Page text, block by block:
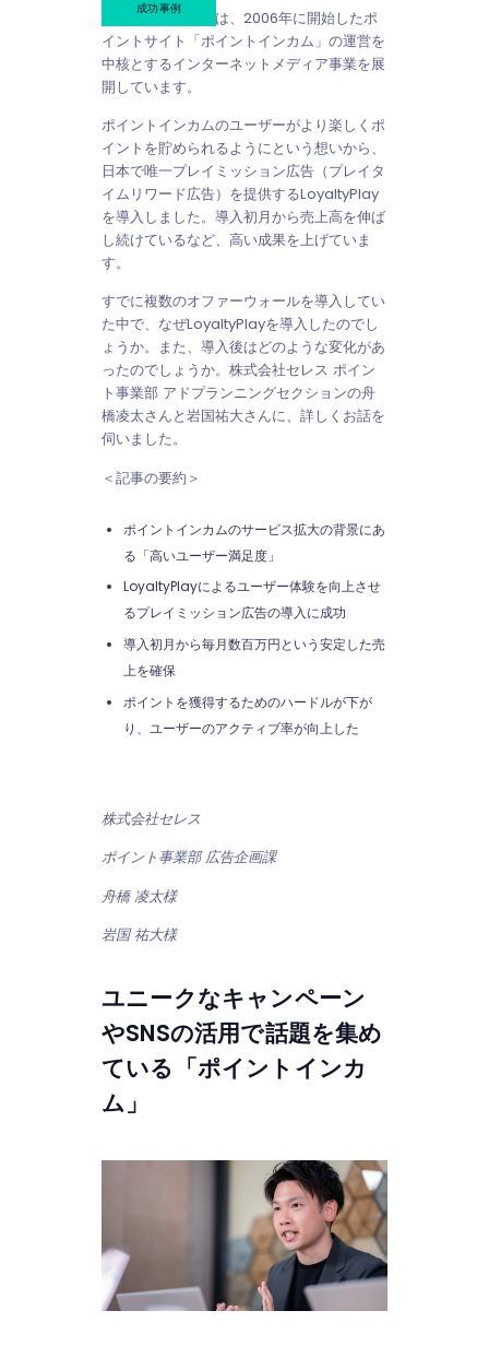
成功事例
株式会社セレスでは、2006年に開始したポ
イントサイト「ポイントインカム」の運営を
中核とするインターネットメディア事業を展
開しています。
ポイントインカムのユーザーがより楽しくポ
イントを貯められるようにという想いから、
日本で唯一プレイミッション広告（プレイタ
イムリワード広告）を提供するLoyaltyPlay
を導入しました。導入初月から売上高を伸ば
し続けているなど、高い成果を上げていま
す。
すでに複数のオファーウォールを導入してい
た中で、なぜLoyaltyPlayを導入したのでし
ょうか。また、導入後はどのような変化があ
ったのでしょうか。株式会社セレス ポイン
ト事業部 アドプランニングセクションの舟
橋凌太さんと岩国祐大さんに、詳しくお話を
伺いました。
＜記事の要約＞
ポイントインカムのサービス拡大の背景にあ
る「高いユーザー満足度」
LoyaltyPlayによるユーザー体験を向上させ
るプレイミッション広告の導入に成功
導入初月から毎月数百万円という安定した売
上を確保
ポイントを獲得するためのハードルが下が
り、ユーザーのアクティブ率が向上した
株式会社セレス
ポイント事業部 広告企画課
舟橋 凌太様
岩国 祐大様
ユニークなキャンペーン
やSNSの活用で話題を集め
ている「ポイントインカ
ム」